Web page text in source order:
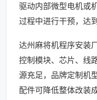
驱动内部微型电机或
过程中进行干预，达
达州麻将机程序安装
控制模块、芯片、线
源充足，品牌定制机
配件可降低整体改装成